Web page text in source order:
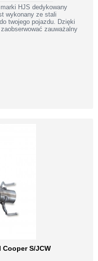
HJS dedykowany
wykonany ze stali
twojego pojazdu. Dzięki
zauważalny
Cooper S/JCW